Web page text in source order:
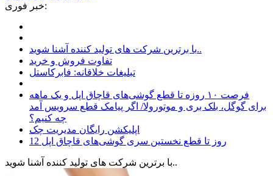
خبر فوری:
با برترین شرکت های تولید کننده آشنا شوید..
تفاوت فروش و خرید
تبلیغات خلاقانه: فابرکاستل
فرصت ۱۰ روزه تا قطع گوشی‌های قاچاق اپل و یک ماهه
برای گوگل، بلک بری و موتورولا/ اگر پیامک قطع سرویس‌ آمد
چه کنیم؟
اپلیکشن رایگان مدیریت چک
12 روز تا قطع نخستین سری گوشی‌های قاچاق اپل
با برترین شرکت های تولید کننده آشنا شوید..